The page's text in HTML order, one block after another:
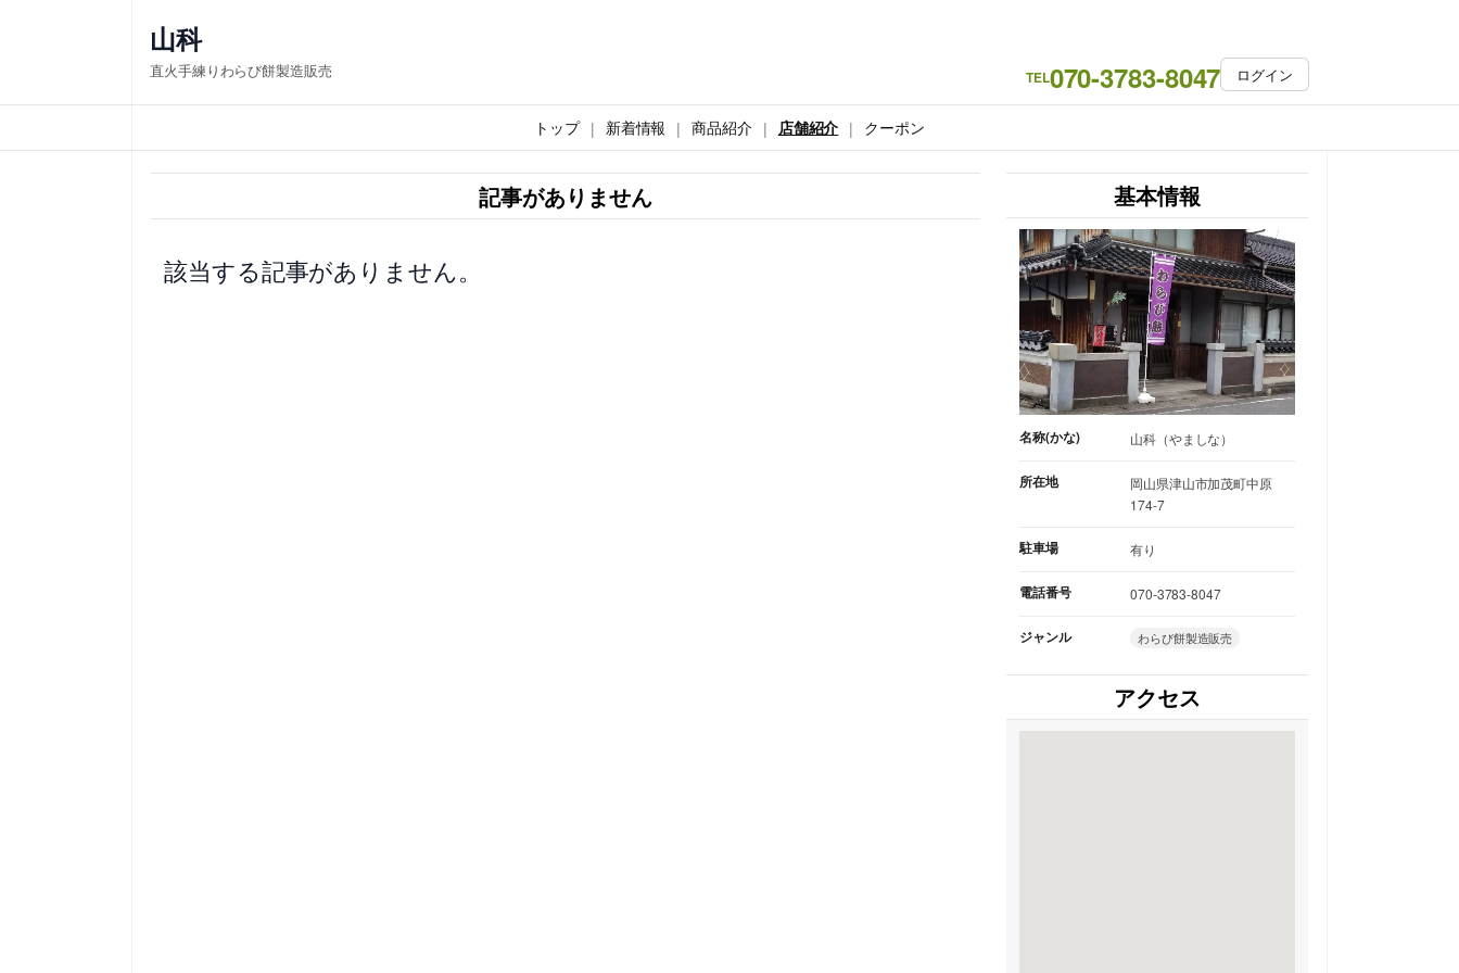
ス
キ
山科
直火手練りわらび餅製造販売 TEL070-3783-8047 ログイン
トップ 新着情報 商品紹介 店舗紹介 クーポン
記事がありません
該当する記事がありません。
基本情報
名称(かな) 山科（やましな）
所在地
岡山県津山市加茂町中原
174-7
駐車場 有り
電話番号 070-3783-8047
ジャンル わらび餅製造販売
アクセス